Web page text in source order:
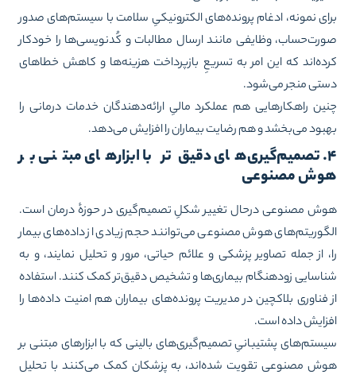
نمونه، ادغام پرونده‌های الکترونیکیِ سلامت با سیستم‌های صدور
وظایفی مانند ارسال مطالبات و کُدنویسی‌ها را خودکار
که این امر به تسریعِ بازپرداخت هزینه‌ها و کاهش خطاهای
منجر می‌شود.
راهکارهایی هم عملکرد مالیِ ارائه‌دهندگان خدمات درمانی را
می‌بخشد و هم رضایت بیماران را افزایش می‌دهد.
۴. تصمیم‌گیری‌های دقیق‌تر با ابزارهای مبتنی بر
مصنوعی
مصنوعی درحال تغییر شکلِ تصمیم‌گیری در حوزهٔ درمان است.
هوش مصنوعی می‌توانند حجم زیادی از داده‌های بیمار
از جمله تصاویر پزشکی و علائم حیاتی، مرور و تحلیل نمایند، و به
زودهنگام بیماری‌ها و تشخیص دقیق‌تر کمک کنند. استفاده
فناوری بلاکچین در مدیریت پرونده‌های بیماران هم امنیت داده‌ها را
داده است.
پشتیبانیِ تصمیم‌گیری‌های بالینی که با ابزارهای مبتنی بر
مصنوعی تقویت شده‌اند، به پزشکان کمک می‌کنند با تحلیل